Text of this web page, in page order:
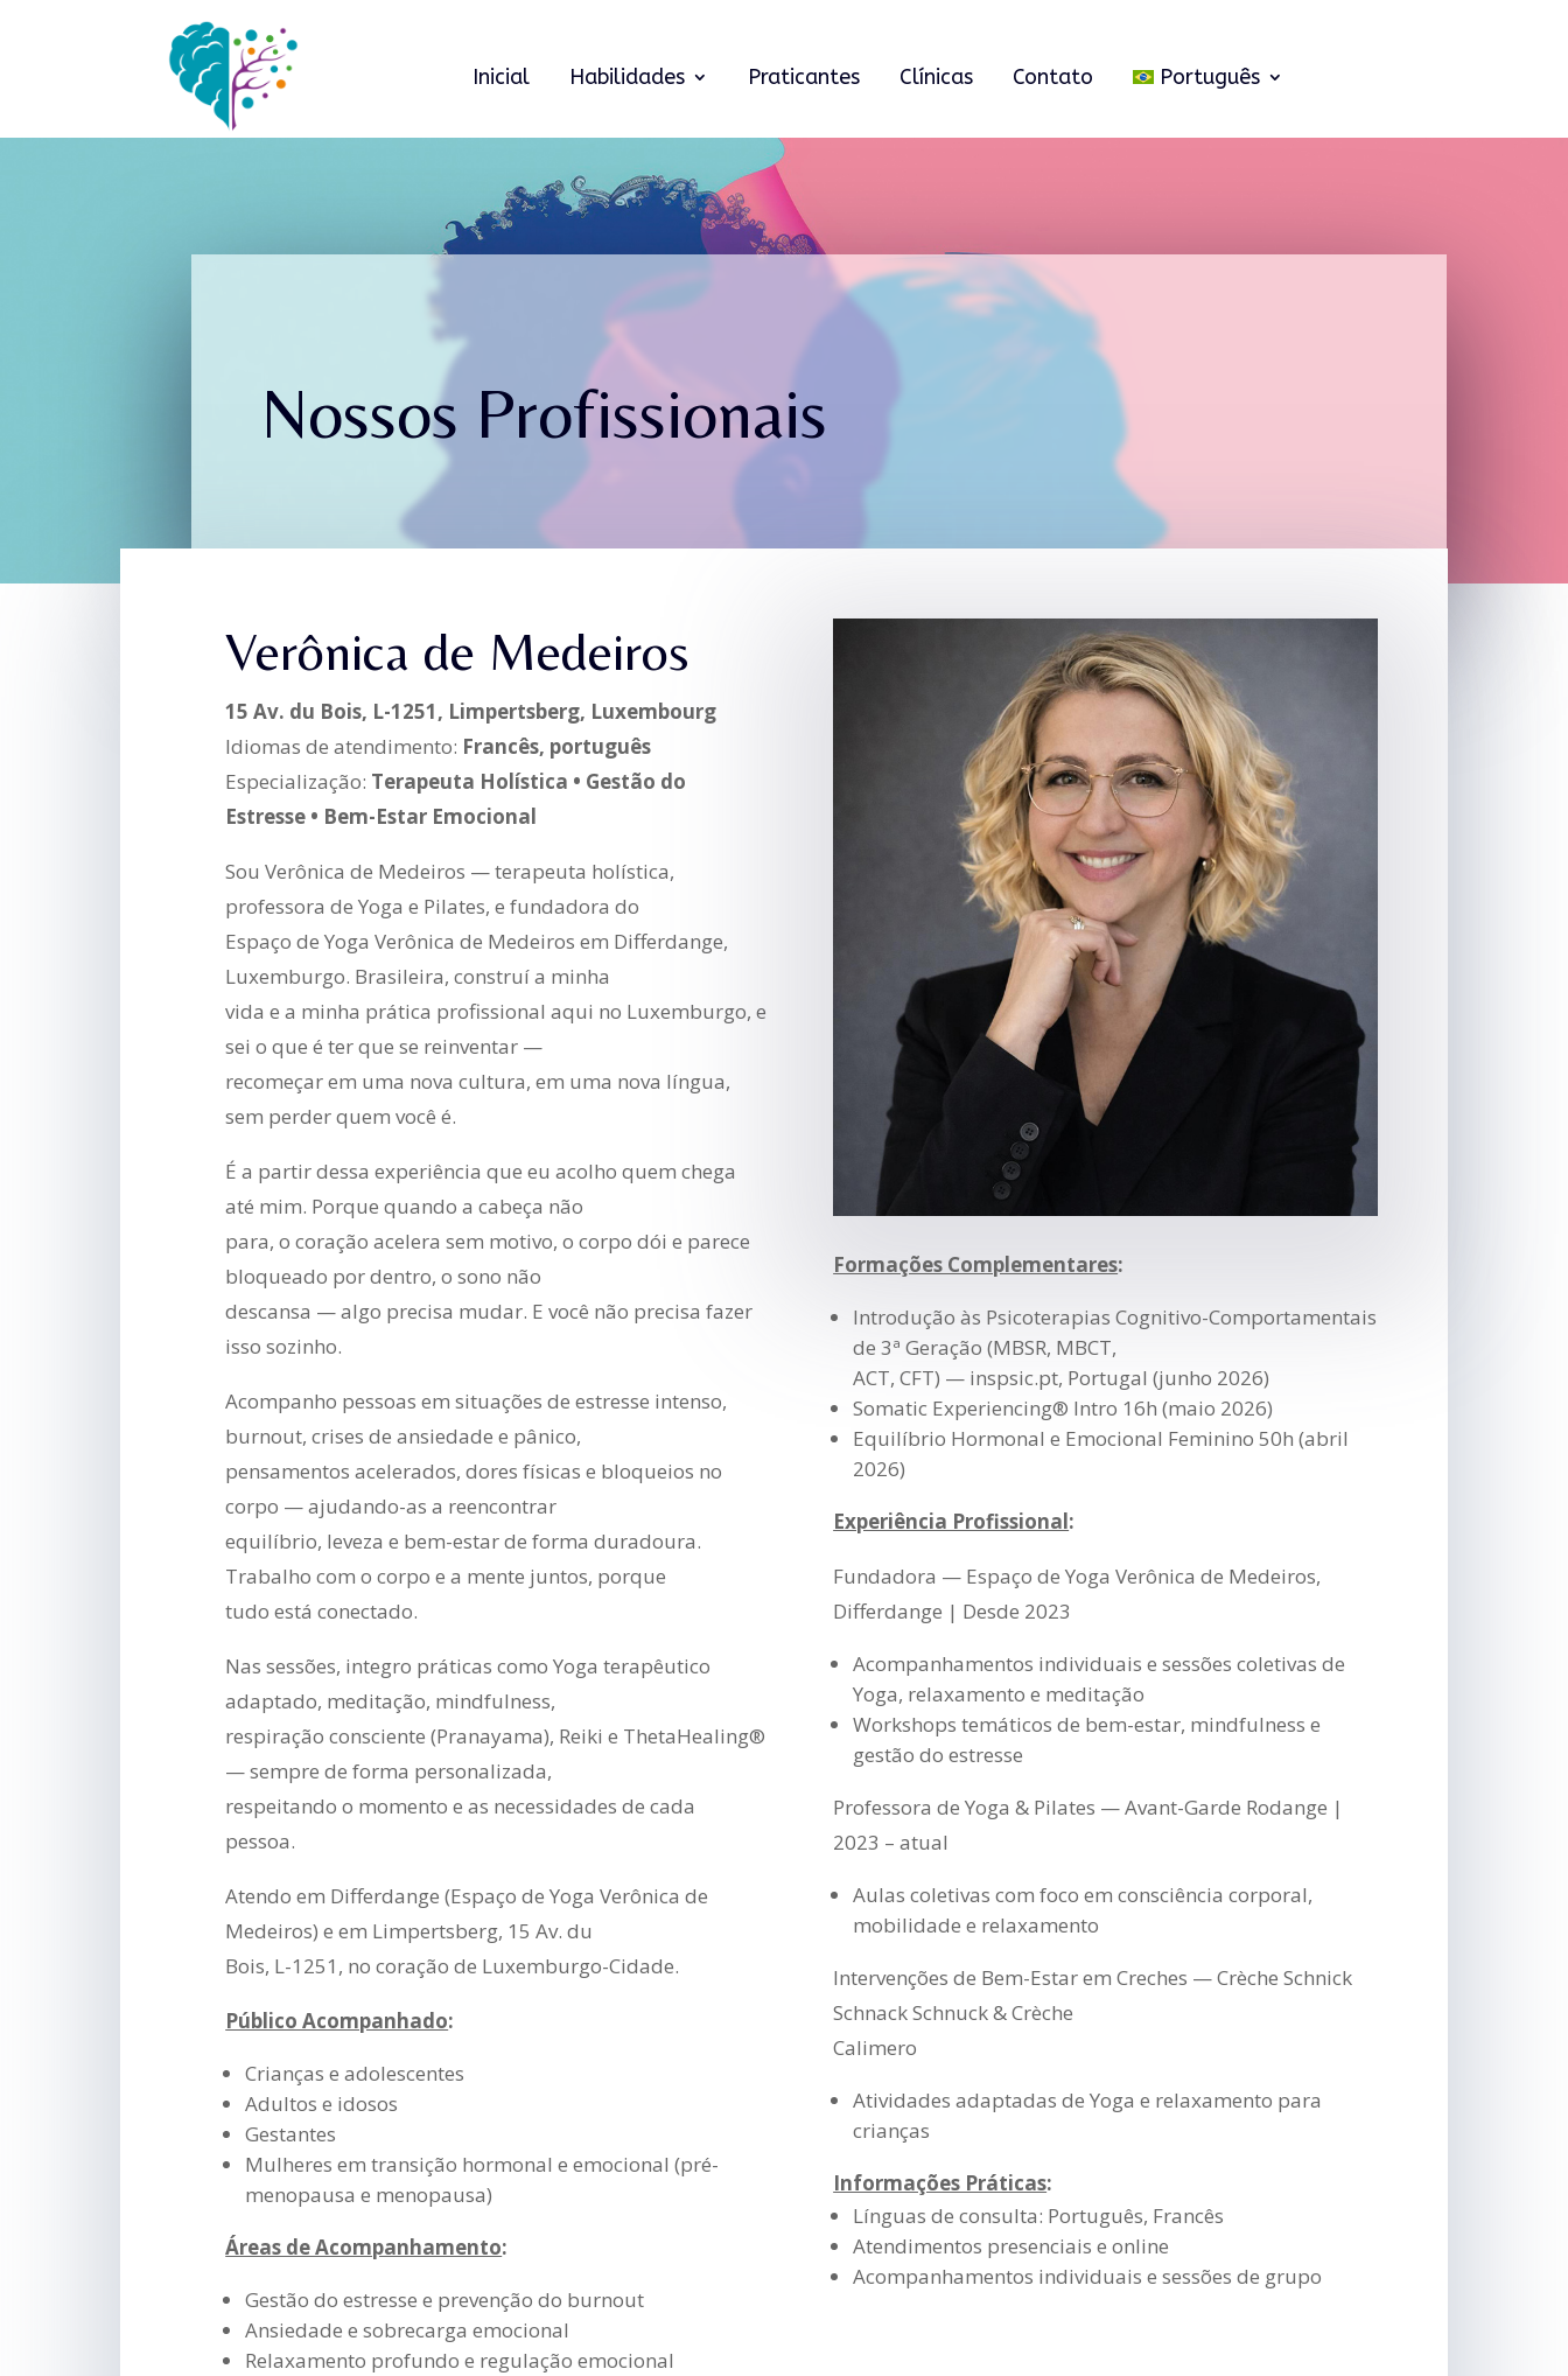
Inicial Habilidades Praticantes Clínicas Contato Português
Nossos Profissionais
Verônica de Medeiros
15 Av. du Bois, L-1251, Limpertsberg, Luxembourg
Idiomas de atendimento: Francês, português
Especialização: Terapeuta Holística • Gestão do
Estresse • Bem-Estar Emocional
Sou Verônica de Medeiros — terapeuta holística,
professora de Yoga e Pilates, e fundadora do
Espaço de Yoga Verônica de Medeiros em Differdange,
Luxemburgo. Brasileira, construí a minha
vida e a minha prática profissional aqui no Luxemburgo, e
sei o que é ter que se reinventar —
recomeçar em uma nova cultura, em uma nova língua,
sem perder quem você é.
É a partir dessa experiência que eu acolho quem chega
até mim. Porque quando a cabeça não
para, o coração acelera sem motivo, o corpo dói e parece
bloqueado por dentro, o sono não
descansa — algo precisa mudar. E você não precisa fazer
isso sozinho.
Acompanho pessoas em situações de estresse intenso,
burnout, crises de ansiedade e pânico,
pensamentos acelerados, dores físicas e bloqueios no
corpo — ajudando-as a reencontrar
equilíbrio, leveza e bem-estar de forma duradoura.
Trabalho com o corpo e a mente juntos, porque
tudo está conectado.
Nas sessões, integro práticas como Yoga terapêutico
adaptado, meditação, mindfulness,
respiração consciente (Pranayama), Reiki e ThetaHealing®
— sempre de forma personalizada,
respeitando o momento e as necessidades de cada
pessoa.
Atendo em Differdange (Espaço de Yoga Verônica de
Medeiros) e em Limpertsberg, 15 Av. du
Bois, L-1251, no coração de Luxemburgo-Cidade.
Público Acompanhado:
Crianças e adolescentes
Adultos e idosos
Gestantes
Mulheres em transição hormonal e emocional (pré-
menopausa e menopausa)
Áreas de Acompanhamento:
Gestão do estresse e prevenção do burnout
Ansiedade e sobrecarga emocional
Relaxamento profundo e regulação emocional
Formações Complementares:
Introdução às Psicoterapias Cognitivo-Comportamentais
de 3ª Geração (MBSR, MBCT,
ACT, CFT) — inspsic.pt, Portugal (junho 2026)
Somatic Experiencing® Intro 16h (maio 2026)
Equilíbrio Hormonal e Emocional Feminino 50h (abril
2026)
Experiência Profissional:
Fundadora — Espaço de Yoga Verônica de Medeiros,
Differdange | Desde 2023
Acompanhamentos individuais e sessões coletivas de
Yoga, relaxamento e meditação
Workshops temáticos de bem-estar, mindfulness e
gestão do estresse
Professora de Yoga & Pilates — Avant-Garde Rodange |
2023 – atual
Aulas coletivas com foco em consciência corporal,
mobilidade e relaxamento
Intervenções de Bem-Estar em Creches — Crèche Schnick
Schnack Schnuck & Crèche
Calimero
Atividades adaptadas de Yoga e relaxamento para
crianças
Informações Práticas:
Línguas de consulta: Português, Francês
Atendimentos presenciais e online
Acompanhamentos individuais e sessões de grupo